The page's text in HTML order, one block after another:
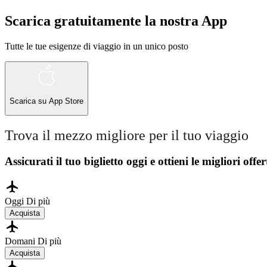
Scarica gratuitamente la nostra App
Tutte le tue esigenze di viaggio in un unico posto
Scarica su App Store
Trova il mezzo migliore per il tuo viaggio
Assicurati il ​​tuo biglietto oggi e ottieni le migliori
Oggi Di più
Acquista
Domani Di più
Acquista